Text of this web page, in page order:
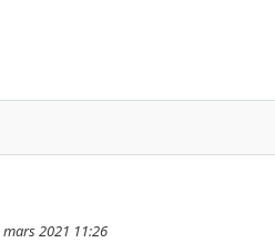
mars 2021 11:26